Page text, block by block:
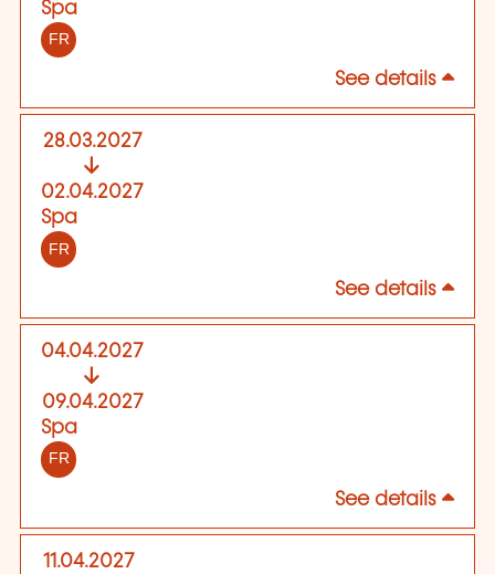
Spa
FR
See details
28.03.2027
02.04.2027
Spa
FR
See details
04.04.2027
09.04.2027
Spa
FR
See details
11.04.2027